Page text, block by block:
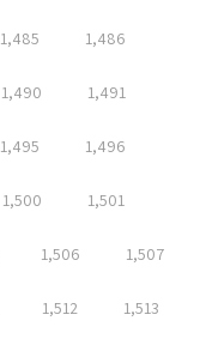
1,485 1,486
1,490 1,491
1,495 1,496
1,500 1,501
1,506 1,507
1,512 1,513